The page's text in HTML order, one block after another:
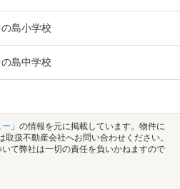
島小学校
島中学校
ー 」の情報を元に掲載しています。物件に
扱不動産会社へお問い合わせください。
て弊社は一切の責任を負いかねますので